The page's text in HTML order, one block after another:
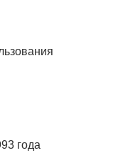
года